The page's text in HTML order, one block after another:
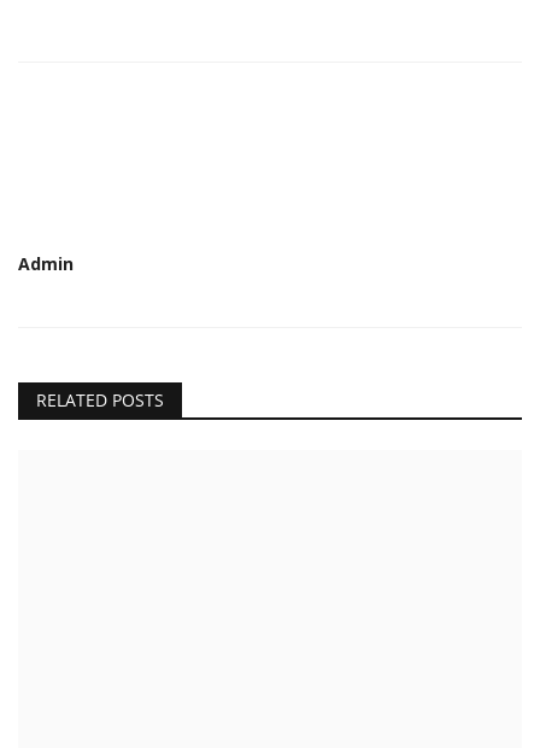
Admin
RELATED POSTS